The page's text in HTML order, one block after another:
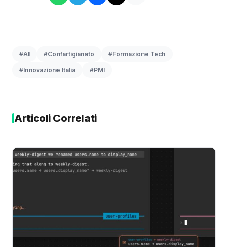
#AI #Confartigianato #Formazione Tech
#Innovazione Italia #PMI
Articoli Correlati